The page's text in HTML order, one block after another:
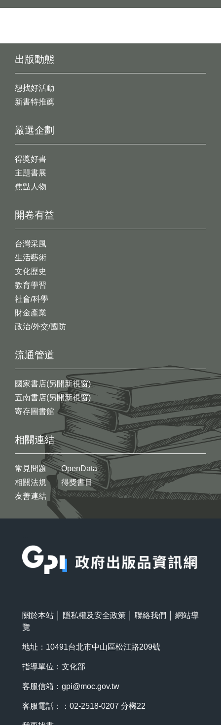
出版動態
想找好活動
新書特推薦
開卷有益
台灣采風
生活藝術
文化歷史
教育學習
社會/科學
財金產業
政治/外交/國防
嚴選企劃
得獎好書
主題書展
焦點人物
流通管道
國家書店(另開新視窗)
五南書店(另開新視窗)
寄存圖書館
相關連結
常見問題
相關法規
友善連結
OpenData
得獎書目
關於本站 隱私權及安全政策 聯絡我們
網站導
覽
地址：10491台北市中山區松江路209號
指導單位：文化部
客服信箱： gpi@moc.gov.tw
客服電話：：02-2518-0207 分機22